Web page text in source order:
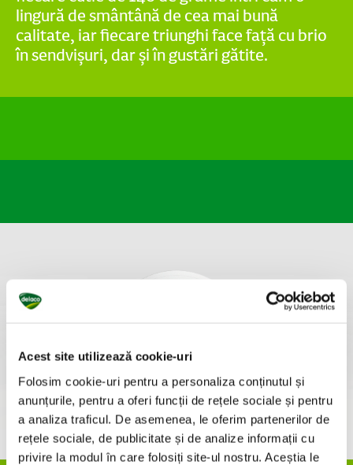
Acest site utilizează cookie-uri
Folosim cookie-uri pentru a personaliza conținutul și
anunțurile, pentru a oferi funcții de rețele sociale și pentru
a analiza traficul. De asemenea, le oferim partenerilor de
rețele sociale, de publicitate și de analize informații cu
privire la modul în care folosiți site-ul nostru. Aceștia le
lingură de smântână de cea mai bună
calitate, iar fiecare triunghi face față cu brio
în sendvișuri, dar și în gustări gătite.